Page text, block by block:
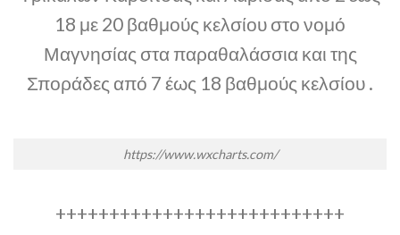
18 με 20 βαθμούς κελσίου στο νομό
Μαγνησίας στα παραθαλάσσια και της
Σποράδες από 7 έως 18 βαθμούς κελσίου .
https://www.wxcharts.com/
+++++++++++++++++++++++++++